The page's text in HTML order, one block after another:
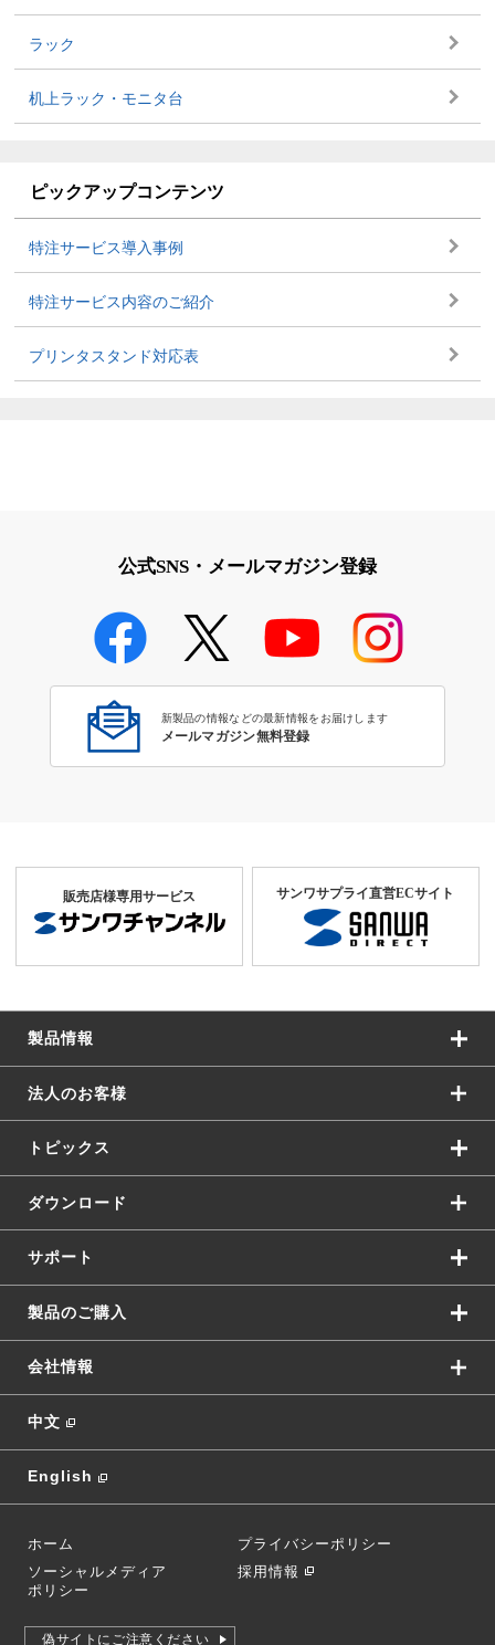
ラック
机上ラック・モニタ台
ピックアップコンテンツ
特注サービス導入事例
特注サービス内容のご紹介
プリンタスタンド対応表
公式SNS・メールマガジン登録
新製品の情報などの最新情報をお届けします
メールマガジン無料登録
販売店様専用サービス サンワサプライ直営ECサイト
製品情報
法人のお客様
トピックス
ダウンロード
サポート
製品のご購入
会社情報
中文
English
ホーム
プライバシーポリシー
ソーシャルメディア
ポリシー
採用情報
偽サイトにご注意ください